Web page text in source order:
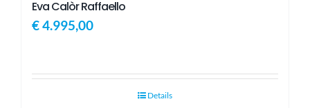
Eva Calòr Raffaello
€4.995,00
Details